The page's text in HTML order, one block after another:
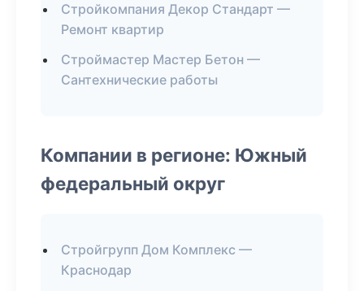
Стройкомпания Декор Стандарт —
Ремонт квартир
Строймастер Мастер Бетон —
Сантехнические работы
Компании в регионе: Южный
федеральный округ
Стройгрупп Дом Комплекс —
Краснодар